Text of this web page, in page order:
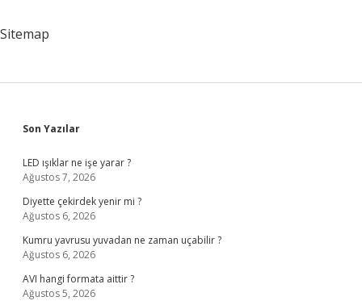
Sitemap
Sidebar
Son Yazılar
LED ışıklar ne işe yarar ?
Ağustos 7, 2026
Diyette çekirdek yenir mi ?
Ağustos 6, 2026
Kumru yavrusu yuvadan ne zaman uçabilir ?
Ağustos 6, 2026
AVI hangi formata aittir ?
Ağustos 5, 2026